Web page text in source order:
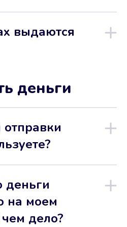
выдаются
деньги
деньги
на моем
дело?